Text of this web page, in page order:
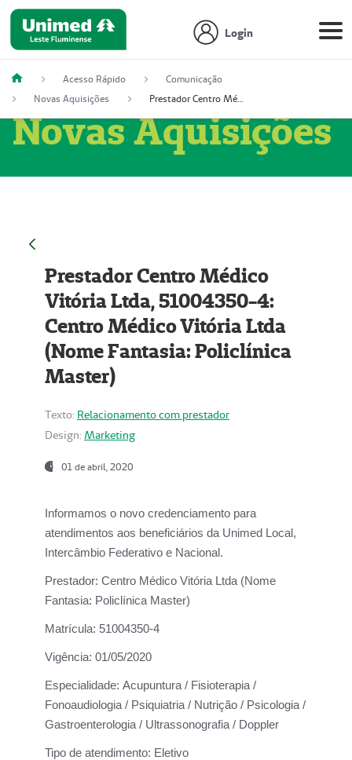
Login
Acesso Rápido
Comunicação
Novas Aquisições
Prestador Centro Médico Vitória Ltda, 51004350-4: Centro Médico Vitória Ltda (Nome Fantasia: Policlínica Master)
Novas Aquisições
Prestador Centro Médico
Vitória Ltda, 51004350-4:
Centro Médico Vitória Ltda
(Nome Fantasia: Policlínica
Master)
Texto: Relacionamento com prestador
Design: Marketing
01 de abril, 2020
Informamos o novo credenciamento para
atendimentos aos beneficiários da Unimed Local,
Intercâmbio Federativo e Nacional.
Prestador: Centro Médico Vitória Ltda (Nome
Fantasia: Policlínica Master)
Matrícula: 51004350-4
Vigência: 01/05/2020
Especialidade: Acupuntura / Fisioterapia /
Fonoaudiologia / Psiquiatria / Nutrição / Psicologia /
Gastroenterologia / Ultrassonografia / Doppler
Tipo de atendimento: Eletivo